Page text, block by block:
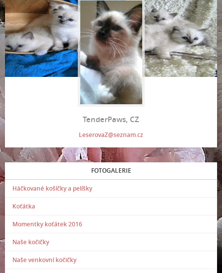
TenderPaws, CZ
LeserovaZ@seznam.cz
FOTOGALERIE
Háčkované košíčky a pelíšky
Koťátka
Momentky koťátek 2016
Naše kočičky
Naše venkovní kočičky